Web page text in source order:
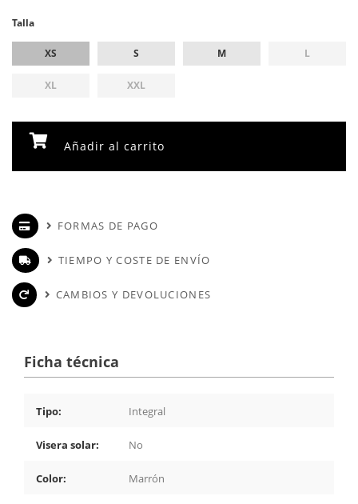
Talla
XS S M L
XL XXL
Añadir al carrito
FORMAS DE PAGO
TIEMPO Y COSTE DE ENVÍO
CAMBIOS Y DEVOLUCIONES
Ficha técnica
Tipo: Integral
Visera solar: No
Color: Marrón